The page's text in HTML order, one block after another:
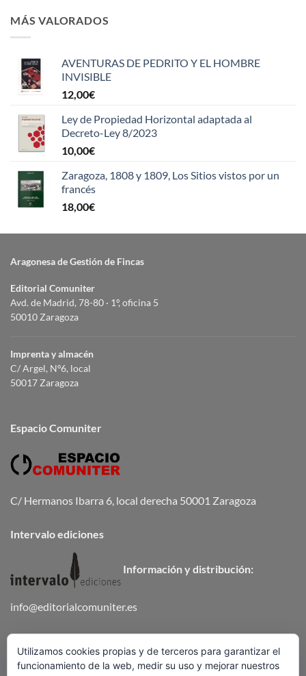
MÁS VALORADOS
AVENTURAS DE PEDRITO Y EL HOMBRE
INVISIBLE
12,00€
Ley de Propiedad Horizontal adaptada al
Decreto-Ley 8/2023
10,00€
Zaragoza, 1808 y 1809, Los Sitios vistos por un
francés
18,00€
Aragonesa de Gestión de Fincas
Editorial Comuniter
Avd. de Madrid, 78-80 · 1º, oficina 5
50010 Zaragoza
Imprenta y almacén
C/ Argel, Nº6, local
50017 Zaragoza
Espacio Comuniter
C/ Hermanos Ibarra 6, local derecha 50001 Zaragoza
Intervalo ediciones
Información y distribución:
info@editorialcomuniter.es
Utilizamos cookies propias y de terceros para garantizar el
funcionamiento de la web, medir su uso y mejorar nuestros